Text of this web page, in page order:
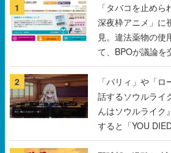
1
「タバコを止め
深夜枠アニメ」に
見。違法薬物の使
て、BPOが議論を
2
「パリィ」や「
話するソウルライ
んはソウルライク
すると「YOU DIED